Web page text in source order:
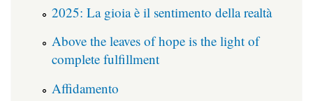
2025: La gioia è il sentimento della realtà
Above the leaves of hope is the light of
complete fulfillment
Affidamento